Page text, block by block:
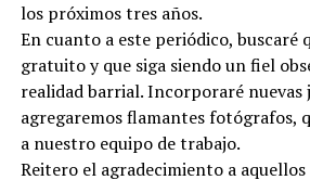
los próximos tres años.
En cuanto a este periódico, buscaré
gratuito y que siga siendo un fiel
realidad barrial. Incorporaré nuevas
agregaremos flamantes fotógrafos,
a nuestro equipo de trabajo.
Reitero el agradecimiento a